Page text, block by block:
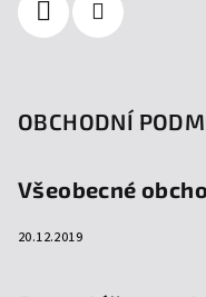
OBCHODNÍ
Všeobecné
20.12.2019